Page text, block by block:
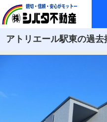
アトリエール駅東の過去